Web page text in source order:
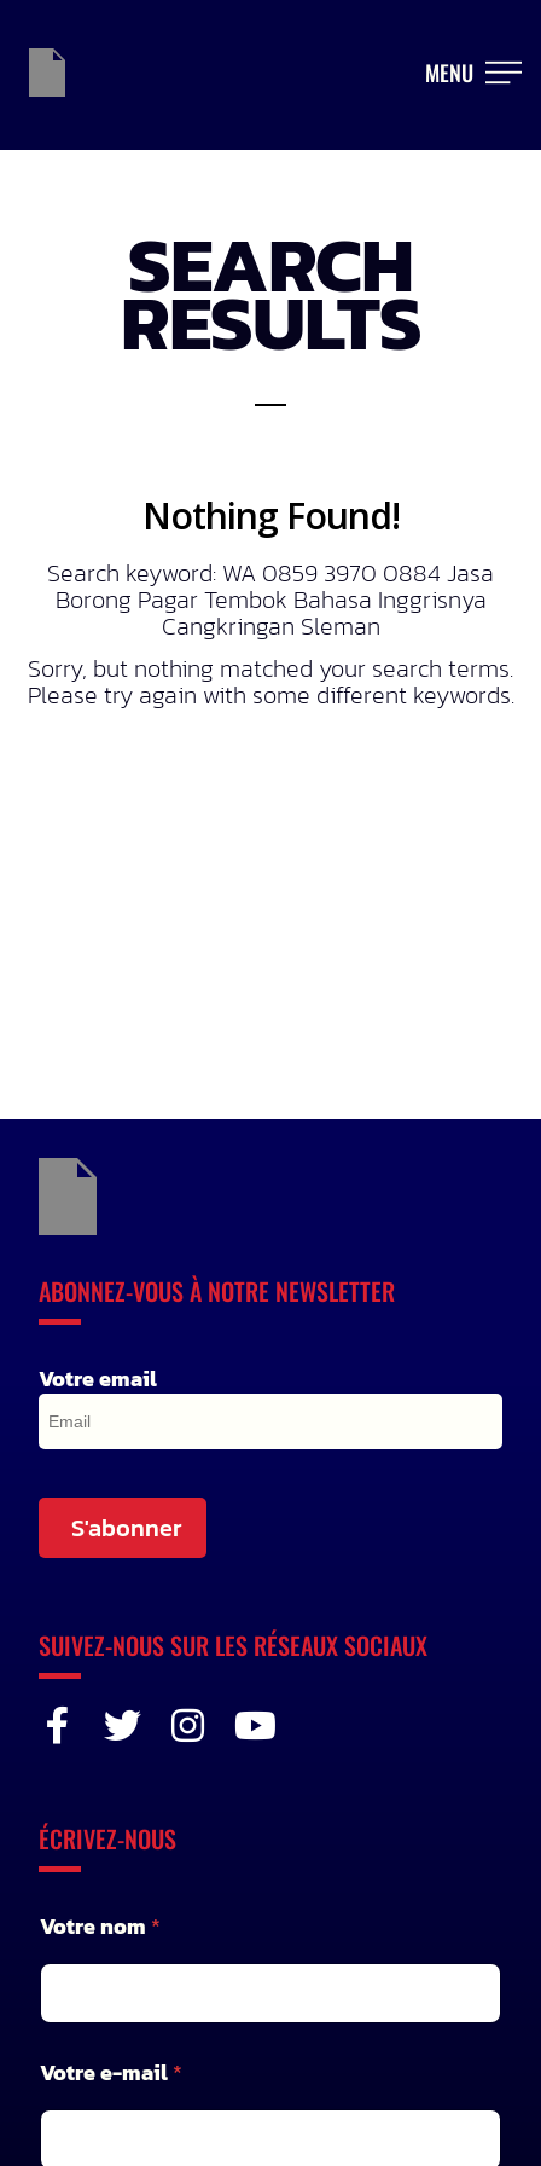
MENU
SEARCH
RESULTS
Nothing Found!
Search keyword: WA 0859 3970 0884 Jasa
Borong Pagar Tembok Bahasa Inggrisnya
Cangkringan Sleman
Sorry, but nothing matched your search terms.
Please try again with some different keywords.
ABONNEZ-VOUS À NOTRE NEWSLETTER
Votre email
S'abonner
SUIVEZ-NOUS SUR LES RÉSEAUX SOCIAUX
ÉCRIVEZ-NOUS
Votre nom *
o
t
e
Votre e-mail*